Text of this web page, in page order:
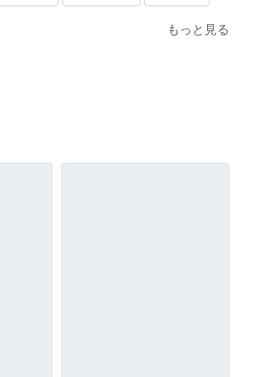
もっと見る